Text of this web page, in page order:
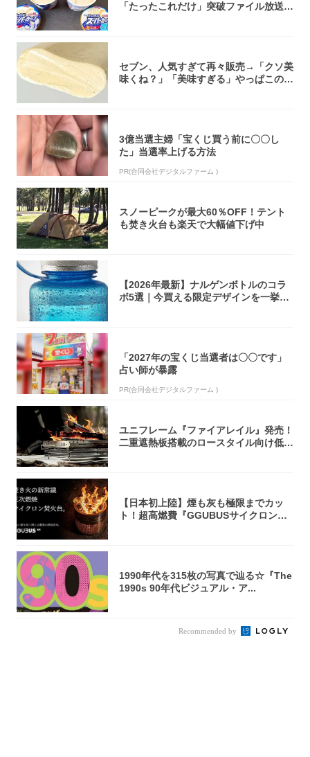
「たったこれだけ」突破ファイル放送で
セブン、人気すぎて再々販売→「クソ美
味くね？」「美味すぎる」やっぱこのク
3億当選主婦「宝くじ買う前に〇〇し
た」当選率上げる方法
PR(合同会社デジタルファーム )
スノーピークが最大60％OFF！テント
も焚き火台も楽天で大幅値下げ中
【2026年最新】ナルゲンボトルのコラ
ボ5選｜今買える限定デザインを一挙紹
「2027年の宝くじ当選者は〇〇です」
占い師が暴露
PR(合同会社デジタルファーム )
ユニフレーム『ファイアレイル』発売！
二重遮熱板搭載のロースタイル向け低型
【日本初上陸】煙も灰も極限までカッ
ト！超高燃費『GGUBUSサイクロン焚
1990年代を315枚の写真で辿る☆『The
1990s 90年代ビジュアル・ア...
Recommended by